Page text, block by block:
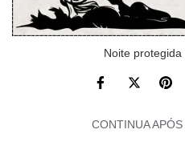
Noite
CONTINUA